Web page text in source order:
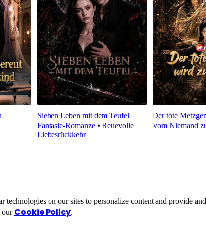
Sieben Leben mit dem Teufel
Fantasie-Romanze⦁ Reuevolle
Liebesrückkehr
Der tote
Vom Niemand
on our sites to personalize content and provide
our Cookie Policy.